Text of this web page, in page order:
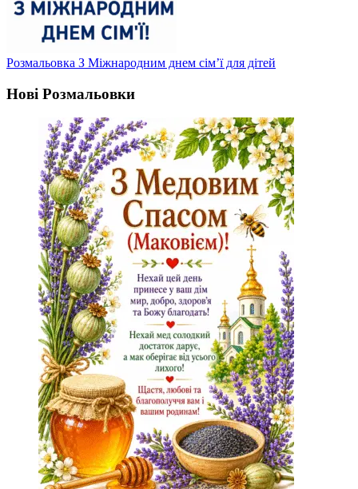
Розмальовка З Міжнародним днем сім’ї для дітей
Нові Розмальовки